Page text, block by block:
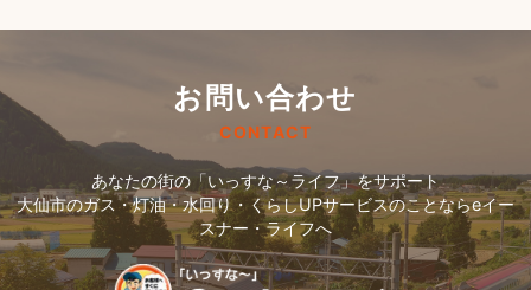
お問い合わせ
CONTACT
あなたの街の「いっすな～ライフ」をサポート
大仙市のガス・灯油・水回り・くらしUPサービスのことならeイー
スナー・ライフへ